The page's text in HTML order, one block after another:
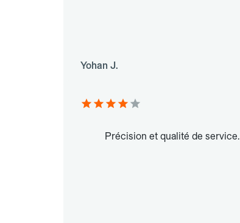
Yohan J.
Précision et qualité de service.